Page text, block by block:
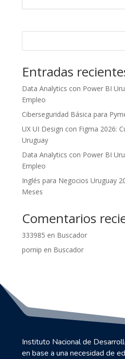
Entradas
Data Analytics con Power BI
Empleo
Ciberseguridad Básica para
UX UI Design con Figma 2026:
Uruguay
Data Analytics con Power BI
Empleo
Inglés para Negocios Uruguay
Meses
Comentarios
333985 en Buscador
pornip en Buscador
Instituto Nacional de
en base a una necesidad de